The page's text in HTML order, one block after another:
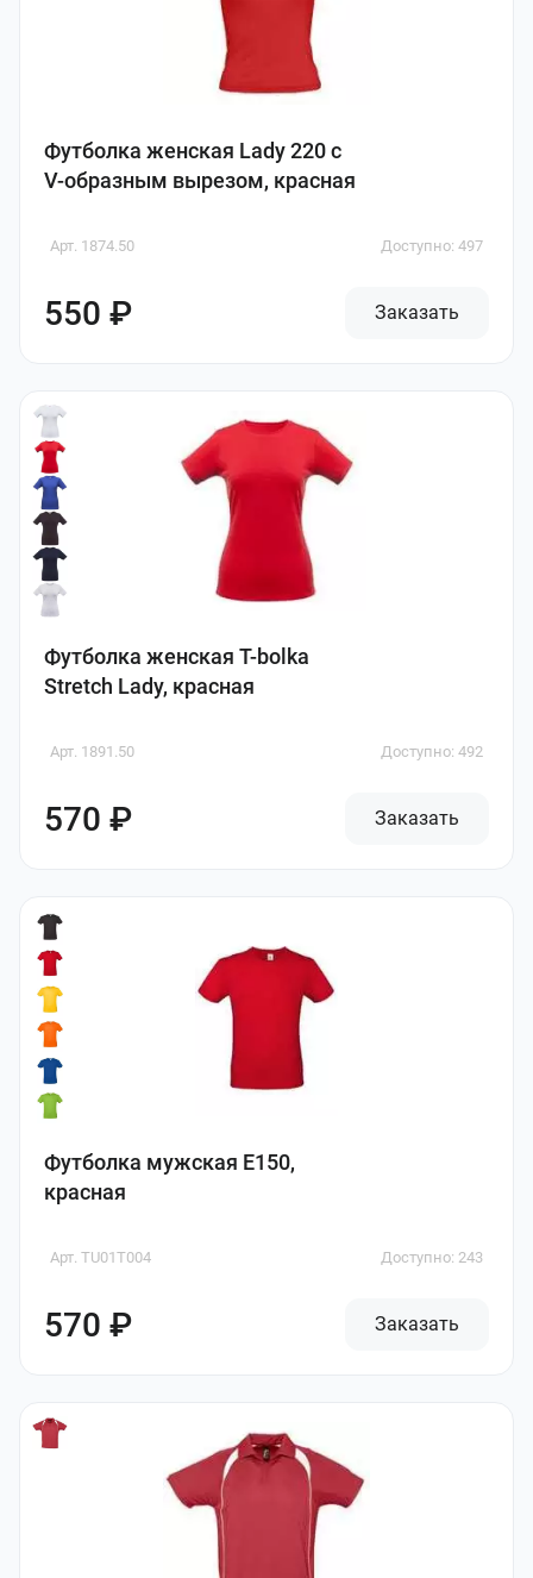
Футболка женская Lady 220 с
V-образным вырезом, красная
Арт. 1874.50 Доступно: 497
550 ₽ Заказать
Футболка женская T-bolka
Stretch Lady, красная
Арт. 1891.50 Доступно: 492
570 ₽ Заказать
Футболка мужская E150,
красная
Арт. TU01T004 Доступно: 243
570 ₽ Заказать